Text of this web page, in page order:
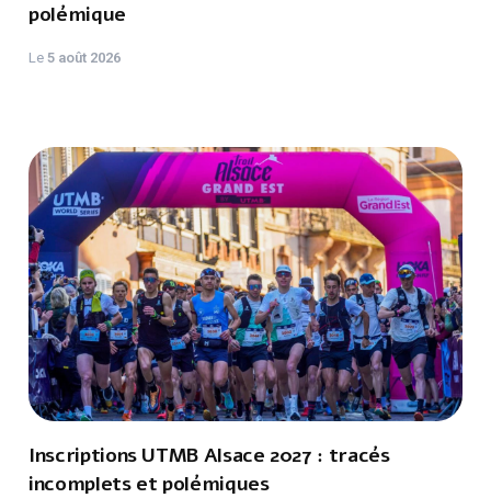
polémique
Le5 août 2026
Inscriptions UTMB Alsace 2027 : tracés
incomplets et polémiques